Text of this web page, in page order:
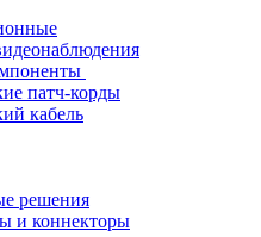
патч-корды
кабель
решения
и коннекторы